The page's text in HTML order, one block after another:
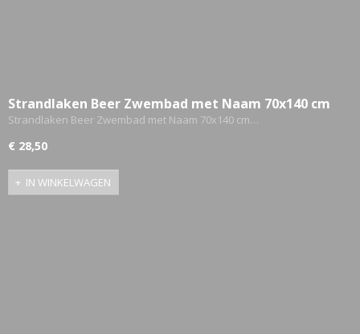
Strandlaken Beer Zwembad met Naam 70x140 cm
Gepersonaliseerd
Strandlaken Beer Zwembad met Naam 70x140 cm…
€ 28,50
IN WINKELWAGEN